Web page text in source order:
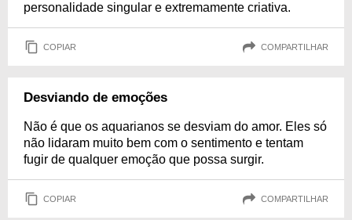
personalidade singular e extremamente criativa.
COPIAR COMPARTILHAR
Desviando de emoções
Não é que os aquarianos se desviam do amor. Eles só
não lidaram muito bem com o sentimento e tentam
fugir de qualquer emoção que possa surgir.
COPIAR COMPARTILHAR